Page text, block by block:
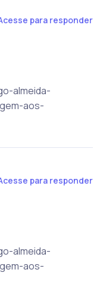
para responder
almeida-
aos-
para responder
almeida-
aos-